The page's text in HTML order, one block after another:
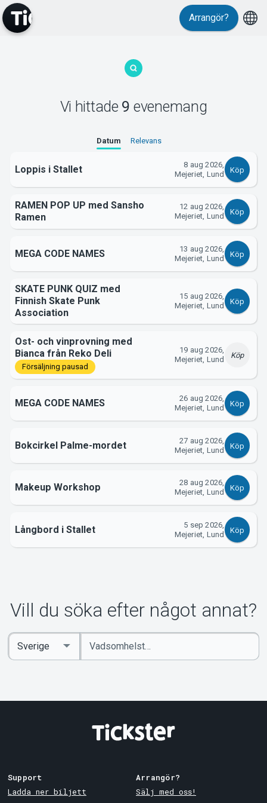
MyTickster
Support
Om Tickster
Arrangör?
Vi hittade 9 evenemang
Datum Relevans
Loppis i Stallet
8 aug 2026,
Mejeriet, Lund
Köp
RAMEN POP UP med Sansho
Ramen
12 aug 2026,
Mejeriet, Lund
Köp
MEGA CODE NAMES
13 aug 2026,
Mejeriet, Lund
Köp
SKATE PUNK QUIZ med
Finnish Skate Punk
Association
15 aug 2026,
Mejeriet, Lund
Köp
Ost- och vinprovning med
Bianca från Reko Deli
Försäljning pausad
19 aug 2026,
Mejeriet, Lund
Köp
MEGA CODE NAMES
26 aug 2026,
Mejeriet, Lund
Köp
Bokcirkel Palme-mordet
27 aug 2026,
Mejeriet, Lund
Köp
Makeup Workshop
28 aug 2026,
Mejeriet, Lund
Köp
Långbord i Stallet
5 sep 2026,
Mejeriet, Lund
Köp
Vill du söka efter något annat?
Ange
sökord
Select
Country
Support
Ladda ner biljett
Arrangör?
Sälj med oss!